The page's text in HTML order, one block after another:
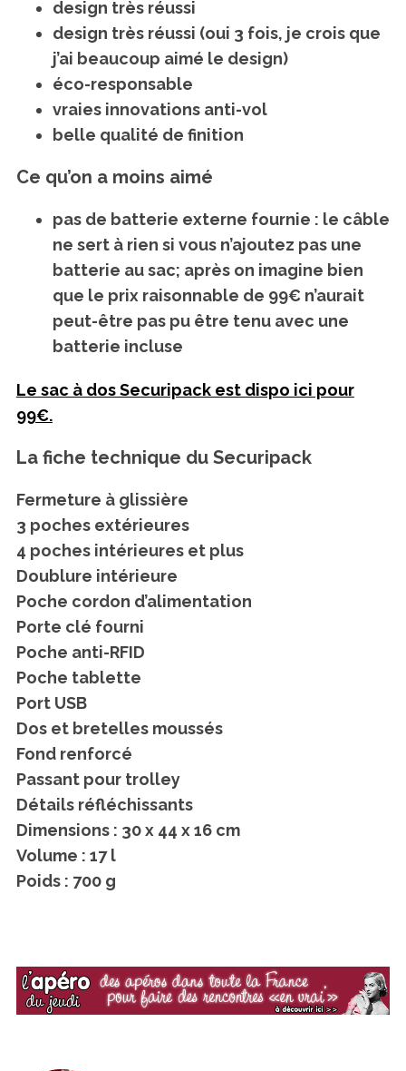
design très réussi
design très réussi (oui 3 fois, je crois que
j’ai beaucoup aimé le design)
éco-responsable
vraies innovations anti-vol
belle qualité de finition
Ce qu’on a moins aimé
pas de batterie externe fournie : le câble
ne sert à rien si vous n’ajoutez pas une
batterie au sac; après on imagine bien
que le prix raisonnable de 99€ n’aurait
peut-être pas pu être tenu avec une
batterie incluse
Le sac à dos Securipack est dispo ici pour
99€.
La fiche technique du Securipack
Fermeture à glissière
3 poches extérieures
4 poches intérieures et plus
Doublure intérieure
Poche cordon d’alimentation
Porte clé fourni
Poche anti-RFID
Poche tablette
Port USB
Dos et bretelles moussés
Fond renforcé
Passant pour trolley
Détails réfléchissants
Dimensions : 30 x 44 x 16 cm
Volume : 17 l
Poids : 700 g